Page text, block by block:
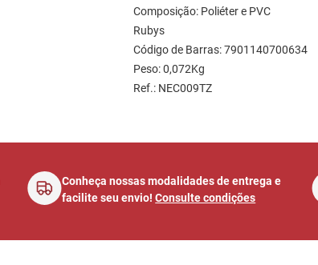
Composição: Poliéter e PVC
Rubys
Código de Barras: 7901140700634
Peso: 0,072Kg
Ref.: NEC009TZ
Conheça nossas modalidades de entrega e
facilite seu envio!Consulte condições